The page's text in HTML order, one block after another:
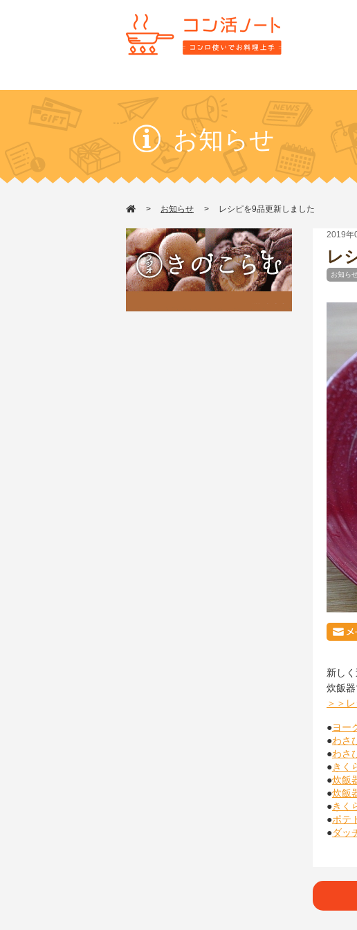
お知らせ
お知らせ レシピを9品更新しました
2019年
レ
お知ら
新し
炊飯
＞＞
●ヨー
●わさ
●わさ
●きく
●炊飯
●炊飯
●きく
●ポテ
●ダッ